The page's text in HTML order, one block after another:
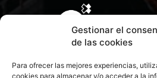
Gestionar el
de las cookies
Para ofrecer las mejores experiencias,
cookies para almacenar y/o acceder a la